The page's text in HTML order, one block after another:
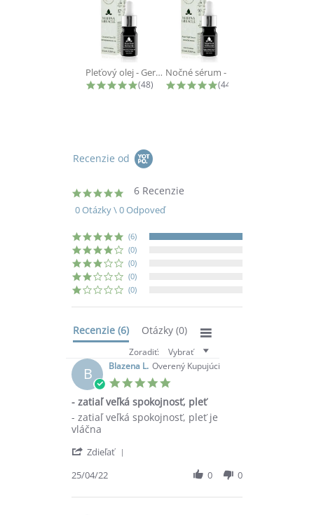
Pleťový olej - Geranium Face Oil -...
4.9 star rating
(48) 4.9 star rating
(44)
Recenzie od
5.0
star
rating
6 Recenzie
0 Otázky \ 0 Odpoveď
(6)
(0)
(0)
(0)
(0)
Recenzie (6) Otázky (0)
Zoradiť: Vybrať
B Blazena L. Overený Kupujúci
5.0
rating
- zatiaľ veľká spokojnosť, pleť
Review
by
L.
25
2022
review
stating
zatiaľ
spokojnosť,
- zatiaľ veľká spokojnosť, pleť je
vláčna
Zdieľať
Blazena
25/04/22 0 0